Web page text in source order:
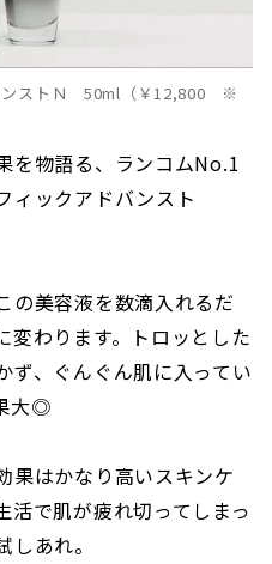
ンストＮ 50ml（￥12,800 ※
を物語る、ランコムNo.1
ックアドバンスト
の美容液を数滴入れるだ
変わります。トロッとした
ず、ぐんぐん肌に入ってい
大◎
果はかなり高いスキンケ
活で肌が疲れ切ってしまっ
あれ。